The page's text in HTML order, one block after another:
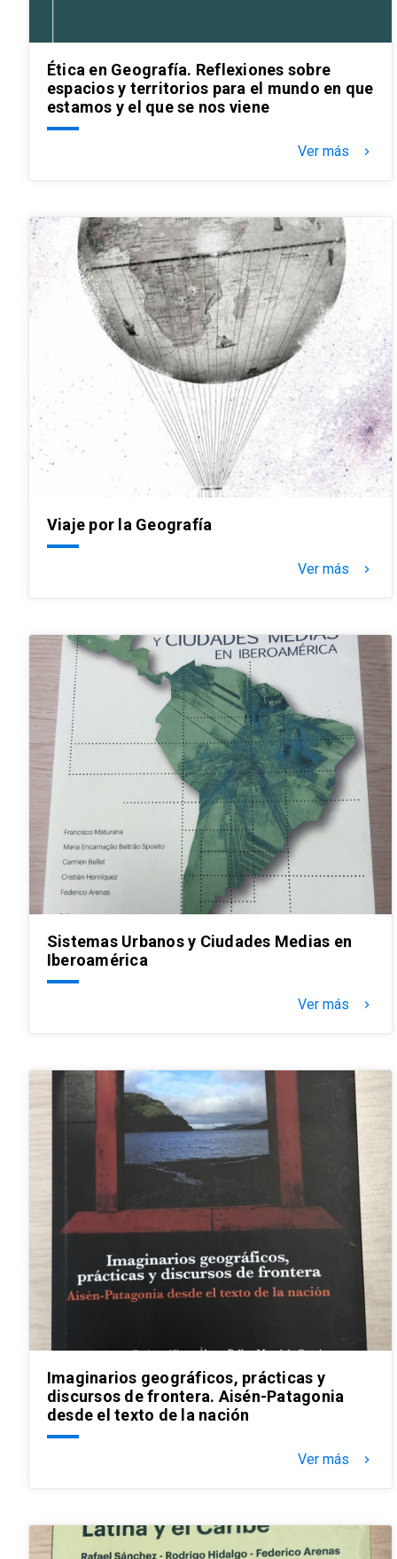
Ética en Geografía. Reflexiones sobre
espacios y territorios para el mundo en que
estamos y el que se nos viene
Ver más keyboard_arrow_right
Viaje por la Geografía
Ver más keyboard_arrow_right
Sistemas Urbanos y Ciudades Medias en
Iberoamérica
Ver más keyboard_arrow_right
Imaginarios geográficos, prácticas y
discursos de frontera. Aisén-Patagonia
desde el texto de la nación
Ver más keyboard_arrow_right